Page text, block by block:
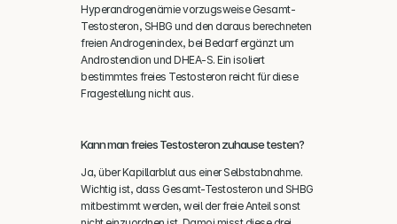
Hyperandrogenämie vorzugsweise Gesamt-
Testosteron, SHBG und den daraus berechneten
freien Androgenindex, bei Bedarf ergänzt um
Androstendion und DHEA-S. Ein isoliert
bestimmtes freies Testosteron reicht für diese
Fragestellung nicht aus.
Kann man freies Testosteron zuhause testen?
Ja, über Kapillarblut aus einer Selbstabnahme.
Wichtig ist, dass Gesamt-Testosteron und SHBG
mitbestimmt werden, weil der freie Anteil sonst